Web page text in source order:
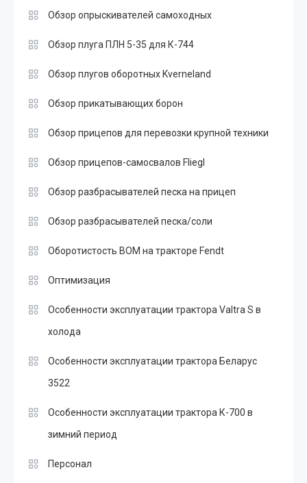
Обзор опрыскивателей самоходных
Обзор плуга ПЛН 5-35 для К-744
Обзор плугов оборотных Kverneland
Обзор прикатывающих борон
Обзор прицепов для перевозки крупной техники
Обзор прицепов-самосвалов Fliegl
Обзор разбрасывателей песка на прицеп
Обзор разбрасывателей песка/соли
Оборотистость ВОМ на тракторе Fendt
Оптимизация
Особенности эксплуатации трактора Valtra S в
холода
Особенности эксплуатации трактора Беларус
3522
Особенности эксплуатации трактора К-700 в
зимний период
Персонал